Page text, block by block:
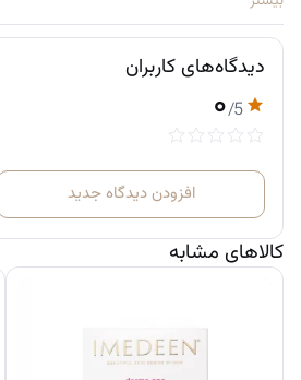
دیدگاه‌های کاربران
۰/5
افزودن دیدگاه جدید
کالاهای مشابه